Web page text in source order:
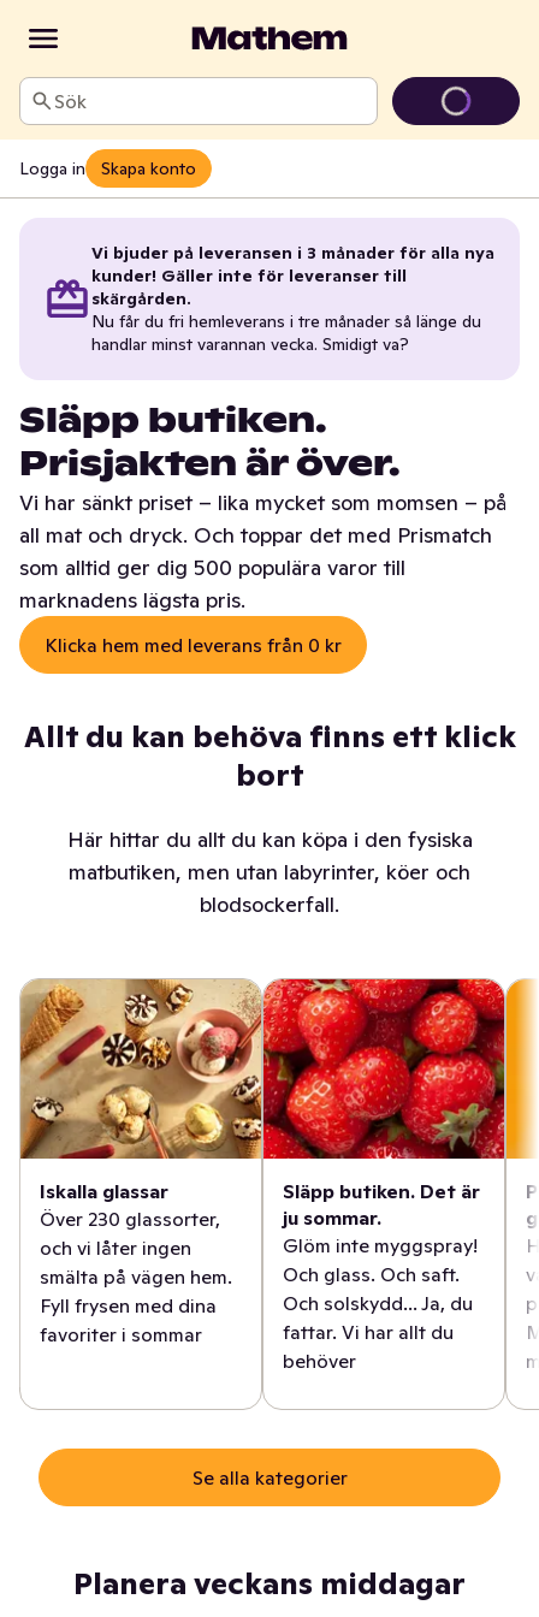
Sök
Logga in Skapa konto
Vi bjuder på leveransen i 3 månader för alla nya
kunder! Gäller inte för leveranser till
skärgården.
Nu får du fri hemleverans i tre månader så länge du
handlar minst varannan vecka. Smidigt va?
Släpp butiken.
Prisjakten är över.
Vi har sänkt priset – lika mycket som momsen – på
all mat och dryck. Och toppar det med Prismatch
som alltid ger dig 500 populära varor till
marknadens lägsta pris.
Klicka hem med leverans från 0 kr
Allt du kan behöva finns ett klick
bort
Här hittar du allt du kan köpa i den fysiska
matbutiken, men utan labyrinter, köer och
blodsockerfall.
Iskalla glassar
Över 230 glassorter,
och vi låter ingen
smälta på vägen hem.
Fyll frysen med dina
favoriter i sommar
Släpp butiken. Det är
ju sommar.
Glöm inte myggspray!
Och glass. Och saft.
Och solskydd... Ja, du
fattar. Vi har allt du
behöver
Se alla kategorier
Planera veckans middagar